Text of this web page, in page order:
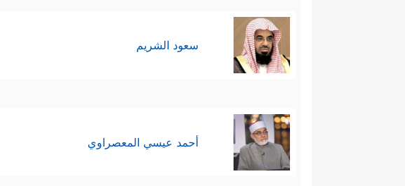
سعود الشريم
أحمد عيسي المعصراوي